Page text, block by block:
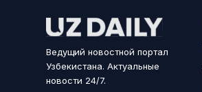
Ведущий новостной портал
Узбекистана. Актуальные
новости 24/7.